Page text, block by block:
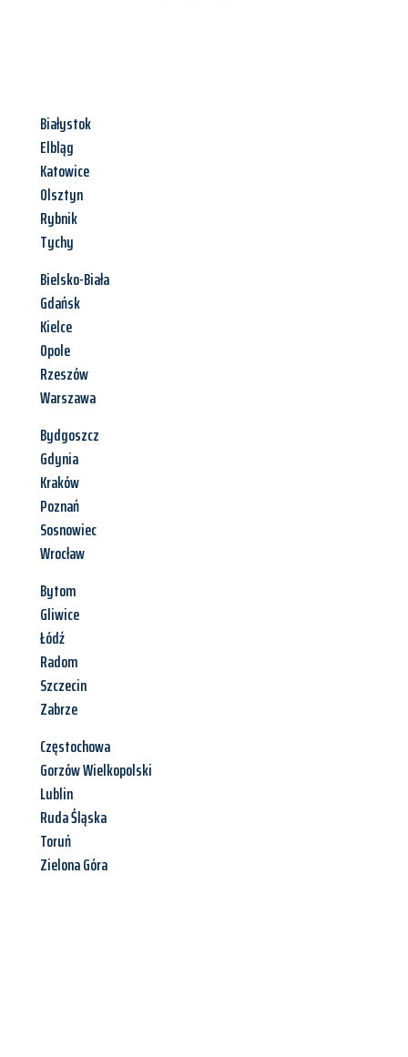
Białystok
Elbląg
Katowice
Olsztyn
Rybnik
Tychy
Bielsko-Biała
Gdańsk
Kielce
Opole
Rzeszów
Warszawa
Bydgoszcz
Gdynia
Kraków
Poznań
Sosnowiec
Wrocław
Bytom
Gliwice
Łódź
Radom
Szczecin
Zabrze
Częstochowa
Gorzów Wielkopolski
Lublin
Ruda Śląska
Toruń
Zielona Góra